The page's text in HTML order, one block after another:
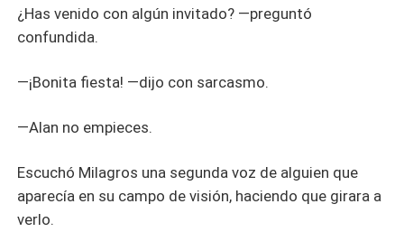
¿Has venido con algún invitado? —preguntó
confundida.
—¡Bonita fiesta! —dijo con sarcasmo.
—Alan no empieces.
Escuchó Milagros una segunda voz de alguien que
aparecía en su campo de visión, haciendo que girara a
verlo.